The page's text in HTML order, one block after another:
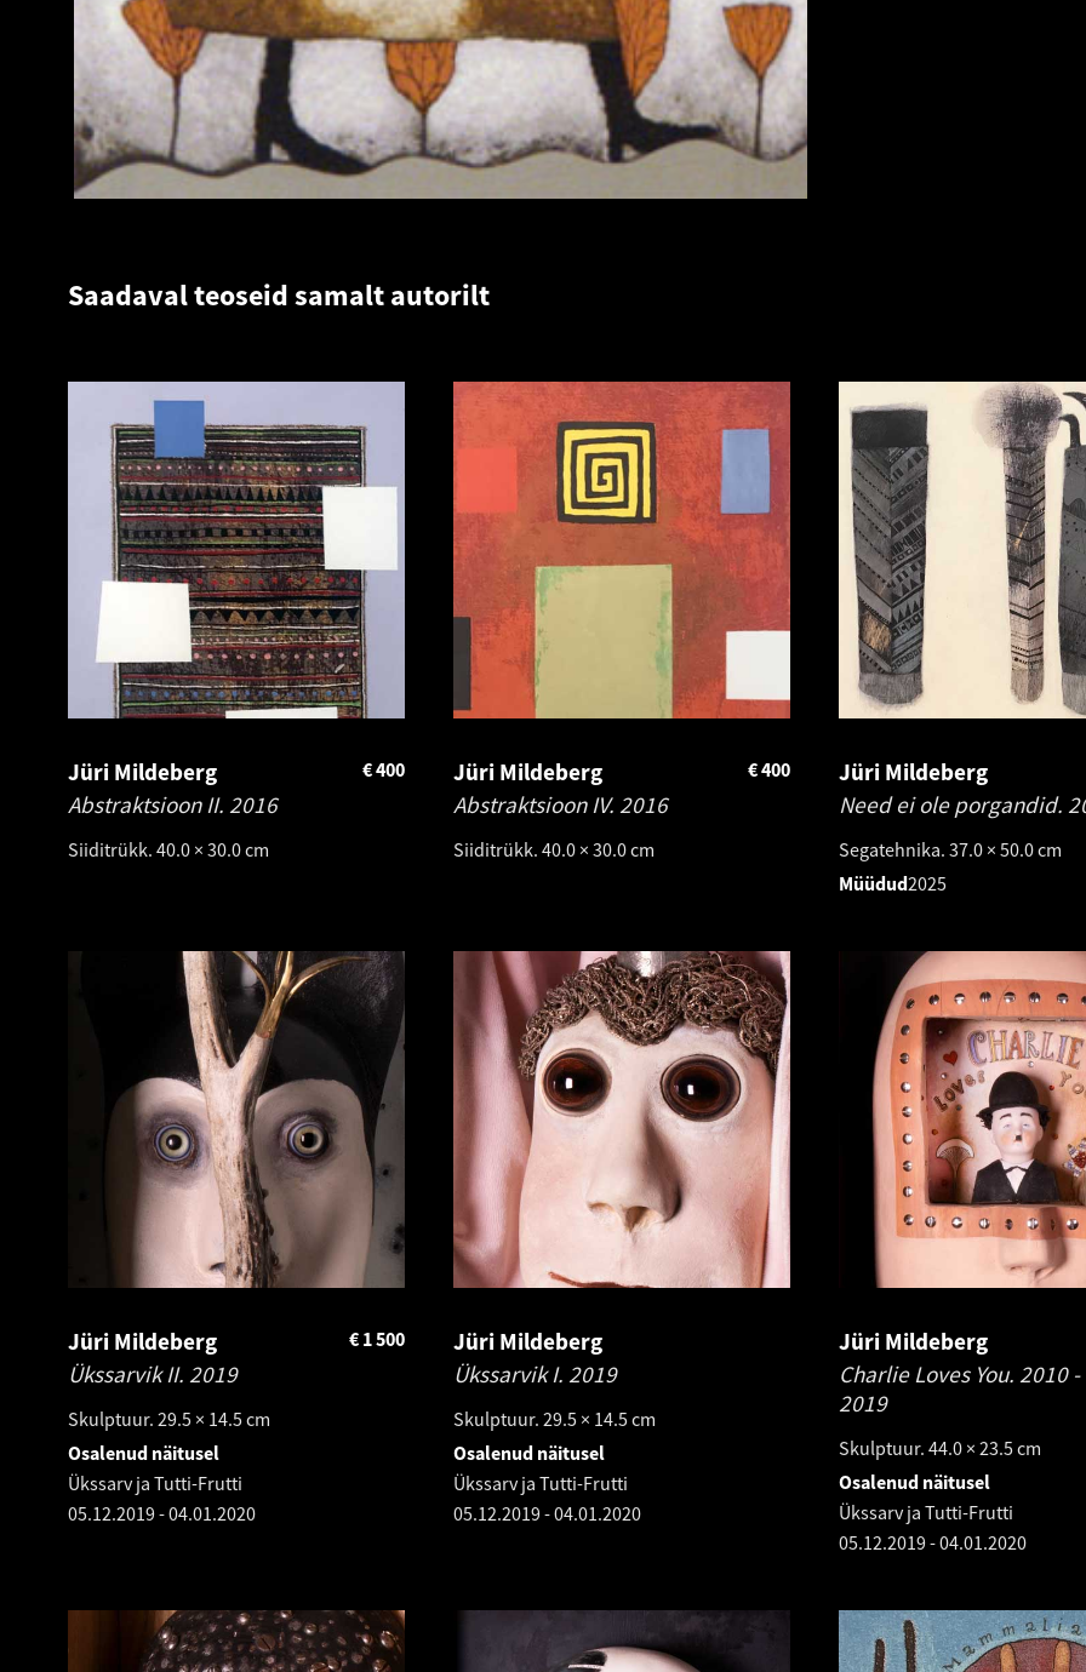
Saadaval teoseid samalt autorilt
Jüri Mildeberg
Abstraktsioon II. 2016
Siiditrükk. 40.0 × 30.0 cm
400
€
Jüri Mildeberg
Abstraktsioon IV. 2016
Siiditrükk. 40.0 × 30.0 cm
400
€
Jüri Mildeberg
Need ei ole porgandid.
Segatehnika. 37.0 × 50.0 cm
Müüdud2025
Jüri Mildeberg
Ükssarvik II. 2019
Skulptuur. 29.5 × 14.5 cm
1 500
€
Osalenud näitusel
Ükssarv ja Tutti-Frutti
05.12.2019-04.01.2020
Jüri Mildeberg
Ükssarvik I. 2019
Skulptuur. 29.5 × 14.5 cm
Osalenud näitusel
Ükssarv ja Tutti-Frutti
05.12.2019-04.01.2020
Jüri Mildeberg
Charlie Loves You. 2010 -
2019
Skulptuur. 44.0 × 23.5 cm
Osalenud näitusel
Ükssarv ja Tutti-Frutti
05.12.2019-04.01.2020